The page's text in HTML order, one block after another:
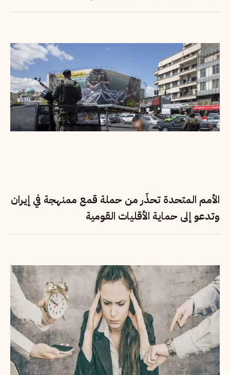
الأمم المتحدة تحذّر من حملة قمع ممنهجة في إيران
وتدعو إلى حماية الأقليات القومية